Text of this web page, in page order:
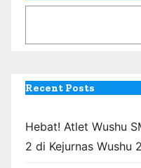
Recent Posts
Hebat! Atlet Wushu
2 di Kejurnas Wushu